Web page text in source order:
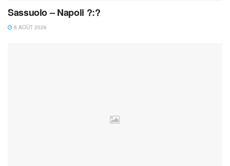
Sassuolo – Napoli ?:?
8 AOÛT 2026